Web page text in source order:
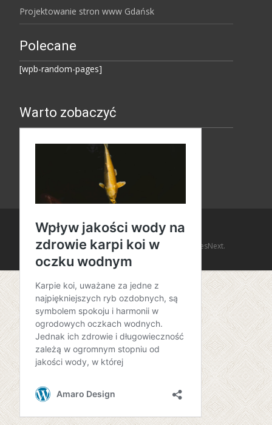
Projektowanie stron www Gdańsk
Polecane
[wpb-random-pages]
Warto zobaczyć
Copyright © Amaro Design
Powered by WordPress, Themei-design by TemplatesNext.